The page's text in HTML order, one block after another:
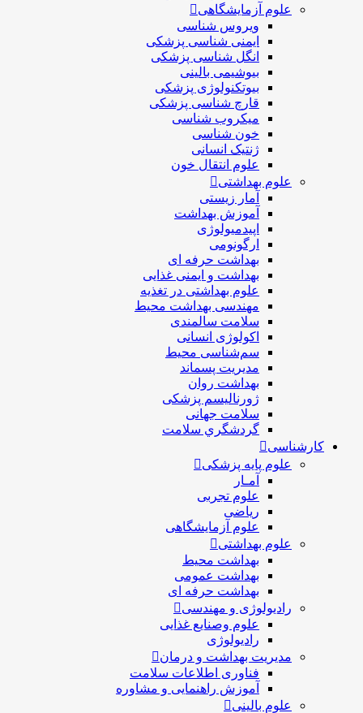
علوم آزمایشگاهی
ویروس شناسی
ایمنی شناسی پزشكی
انگل شناسی پزشکی
بیوشیمی بالینی
بیوتکنولوژی پزشکی
قارچ شناسی پزشکی
ميكروب شناسی
خون شناسی
ژنتیک انسانی
علوم انتقال خون
علوم بهداشتی
آمار زیستی
آموزش بهداشت
اپیدمیولوژی
ارگونومی
بهداشت حرفه ای
بهداشت و ایمنی غذایی
علوم بهداشتی در تغذیه
مهندسی بهداشت محيط
سلامت سالمندی
اکولوژی انسانی
سم‌شناسی محیط
مدیریت پسماند
بهداشت روان
ژورنالیسم پزشکی
سلامت جهانی
گردشگري سلامت
کارشناسی
علوم پایه پزشکی
آمـار
علوم تجربی
ریاضی
علوم آزمایشگاهی
علوم بهداشتی
بهداشت محیط
بهداشت عمومی
بهداشت حرفه ای
رادیولوژی و مهندسی
علوم وصنایع غذایی
رادیولوژی
مدیریت بهداشت و درمان
فناوری اطلاعات سلامت
آموزش راهنمایی و مشاوره
علوم بالینی